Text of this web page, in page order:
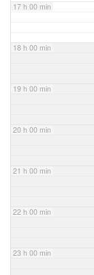
17 h 00 min
18 h 00 min
19 h 00 min
20 h 00 min
21 h 00 min
22 h 00 min
23 h 00 min